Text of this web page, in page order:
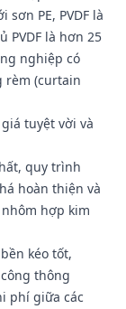
PE, PVDF là
PVDF là hơn 25
nghiệp có
rèm (curtain
tuyệt vời và
quy trình
hoàn thiện và
hợp kim
kéo tốt,
thông
phí giữa các